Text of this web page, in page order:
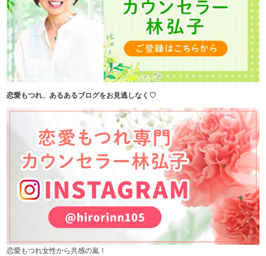
恋愛もつれ、あるあるブログをお見逃しなく♡
恋愛もつれ女性から共感の嵐！